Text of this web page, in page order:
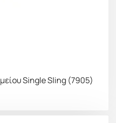
Single Sling (7905)